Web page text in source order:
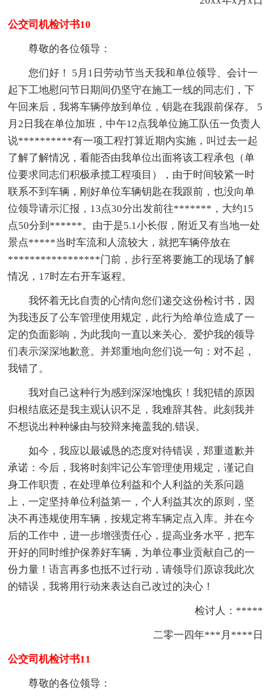
公交司机检讨书10
尊敬的各位领导：
您们好！ 5月1日劳动节当天我和单位领导、会计一
起下工地慰问节日期间仍坚守在施工一线的同志们，下
午回来后，我将车辆停放到单位，钥匙在我跟前保存。 5
月2日我在单位加班，中午12点我单位施工队伍一负责人
说**********有一项工程打算近期内实施，叫过去一起
了解了解情况，看能否由我单位出面将该工程承包（单
位要求同志们积极承揽工程项目），由于时间较紧一时
联系不到车辆，刚好单位车辆钥匙在我跟前，也没向单
位领导请示汇报，13点30分出发前往*******，大约15
点50分到******。由于是5.1小长假，附近又有当地一处
景点*****当时车流和人流较大，就把车辆停放在
*****************门前，步行至将要施工的现场了解
情况，17时左右开车返程。
我怀着无比自责的心情向您们递交这份检讨书，因
为我违反了公车管理使用规定，此行为给单位造成了一
定的负面影响，为此我向一直以来关心、爱护我的领导
们表示深深地歉意。并郑重地向您们说一句：对不起，
我错了。
我对自己这种行为感到深深地愧疚！我犯错的原因
归根结底还是我主观认识不足，我难辞其咎。此刻我并
不想说出种种缘由与狡辩来掩盖我的.错误。
如今，我应以最诚恳的态度对待错误，郑重道歉并
承诺：今后，我将时刻牢记公车管理使用规定，谨记自
身工作职责，在处理单位利益和个人利益的关系问题
上，一定坚持单位利益第一，个人利益其次的原则，坚
决不再违规使用车辆，按规定将车辆定点入库。并在今
后的工作中，进一步增强责任心，提高业务水平，把车
开好的同时维护保养好车辆，为单位事业贡献自己的一
份力量！语言再多也抵不过行动，请领导们原谅我此次
的错误，我将用行动来表达自己改过的决心！
检讨人：*****
二零一四年***月****日
公交司机检讨书11
尊敬的各位领导：